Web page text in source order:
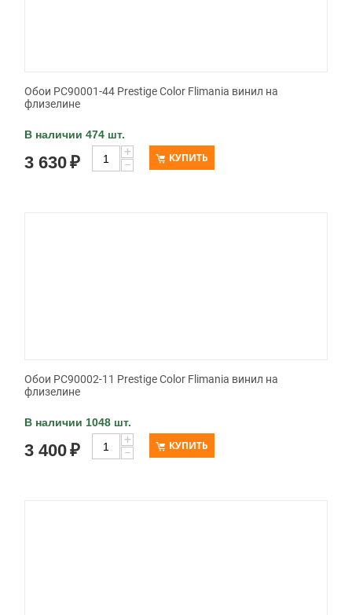
Обои PC90001-44 Prestige Color Flimania винил на
флизелине
В наличии 474 шт.
3 630₽
+
−
КУПИТЬ
Обои PC90002-11 Prestige Color Flimania винил на
флизелине
В наличии 1048 шт.
3 400₽
+
−
КУПИТЬ